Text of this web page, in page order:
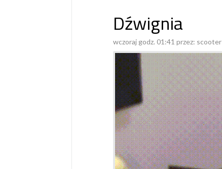
Dźwignia
wczoraj godz. 01:41 przez: scooter